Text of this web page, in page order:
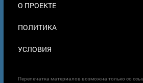
О ПРОЕКТЕ
ПОЛИТИКА
УСЛОВИЯ
Перепечатка материалов возможна только со